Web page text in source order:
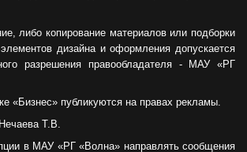
либо копирование материалов или подборки
дизайна и оформления допускается
разрешения правообладателя - МАУ «РГ
«Бизнес» публикуются на правах рекламы.
Т.В.
в МАУ «РГ «Волна» направлять сообщения